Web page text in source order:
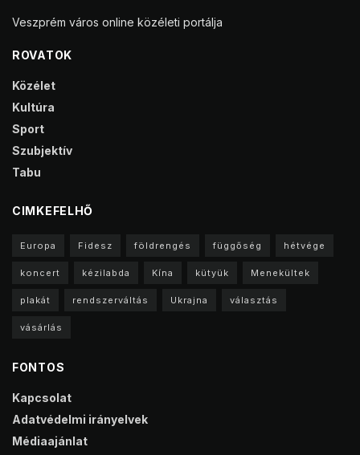
Veszprém város online közéleti portálja
ROVATOK
Közélet
Kultúra
Sport
Szubjektív
Tabu
CIMKEFELHŐ
Europa Fidesz földrengés függőség hétvége
koncert kézilabda Kína kütyük Menekültek
plakát rendszerváltás Ukrajna választás
vásárlás
FONTOS
Kapcsolat
Adatvédelmi irányelvek
Médiaajánlat